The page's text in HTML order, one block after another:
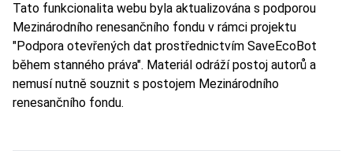
Tato funkcionalita webu byla aktualizována s podporou
Mezinárodního renesančního fondu v rámci projektu
"Podpora otevřených dat prostřednictvím SaveEcoBot
během stanného práva". Materiál odráží postoj autorů a
nemusí nutně souznit s postojem Mezinárodního
renesančního fondu.